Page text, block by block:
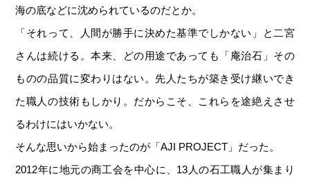
海の底などに沈められているのだとか。
「それって、人間が勝手に決めた基準でしかない」と二宮
さんは続ける。本来、どの用途であっても「庵治石」その
ものの品質に変わりはない。先人たちが築き受け継いでき
た職人の技術もしかり。だからこそ、これらを途絶えさせ
るわけにはいかない。
そんな思いから始まったのが「AJI PROJECT」だった。
2012年に地元の商工会を中心に、13人の石工職人が集まり